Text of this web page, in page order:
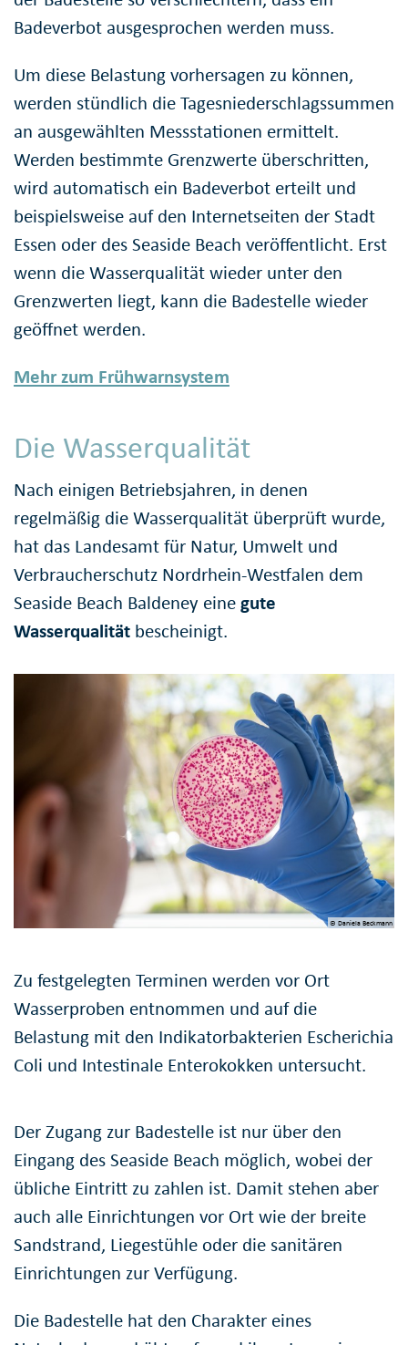
Badeverbot ausgesprochen werden muss.
Um diese Belastung vorhersagen zu können,
werden stündlich die Tagesniederschlagssummen
an ausgewählten Messstationen ermittelt.
Werden bestimmte Grenzwerte überschritten,
wird automatisch ein Badeverbot erteilt und
beispielsweise auf den Internetseiten der Stadt
Essen oder des Seaside Beach veröffentlicht. Erst
wenn die Wasserqualität wieder unter den
Grenzwerten liegt, kann die Badestelle wieder
geöffnet werden.
Mehr zum Frühwarnsystem
Die Wasserqualität
Nach einigen Betriebsjahren, in denen
regelmäßig die Wasserqualität überprüft wurde,
hat das Landesamt für Natur, Umwelt und
Verbraucherschutz Nordrhein-Westfalen dem
Seaside Beach Baldeney einegute
Wasserqualität bescheinigt.
© Daniela Beckmann
Zu festgelegten Terminen werden vor Ort
Wasserproben entnommen und auf die
Belastung mit den Indikatorbakterien Escherichia
Coli und Intestinale Enterokokken untersucht.
Der Zugang zur Badestelle ist nur über den
Eingang des Seaside Beach möglich, wobei der
übliche Eintritt zu zahlen ist. Damit stehen aber
auch alle Einrichtungen vor Ort wie der breite
Sandstrand, Liegestühle oder die sanitären
Einrichtungen zur Verfügung.
Die Badestelle hat den Charakter eines